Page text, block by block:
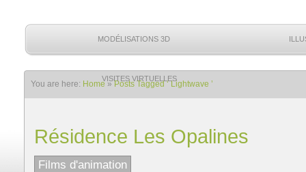
MODÉLISATIONS 3D
VISITES VIRTUELLES
You are here: Home»Posts Tagged ‘ Lightwave ’
Résidence Les Opalines
Films d'animation